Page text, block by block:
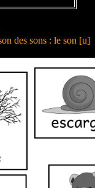
des sons : le son [u]